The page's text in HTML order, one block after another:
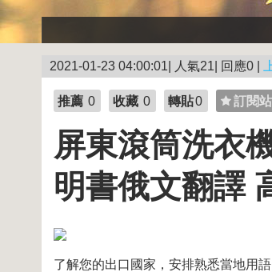
2021-01-23 04:00:01| 人氣21| 回應0 |
推薦 0 收藏 0 轉貼0 訂閱
屏東滾筒洗衣
明書俄文翻譯
了解您的出口國家，安排熟悉當地用